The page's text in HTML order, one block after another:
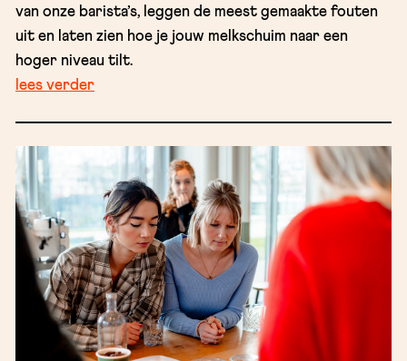
van onze barista’s, leggen de meest gemaakte fouten
uit en laten zien hoe je jouw melkschuim naar een
hoger niveau tilt.
lees verder